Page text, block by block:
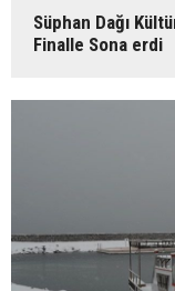
Süphan Dağı
Finalle Sona erdi